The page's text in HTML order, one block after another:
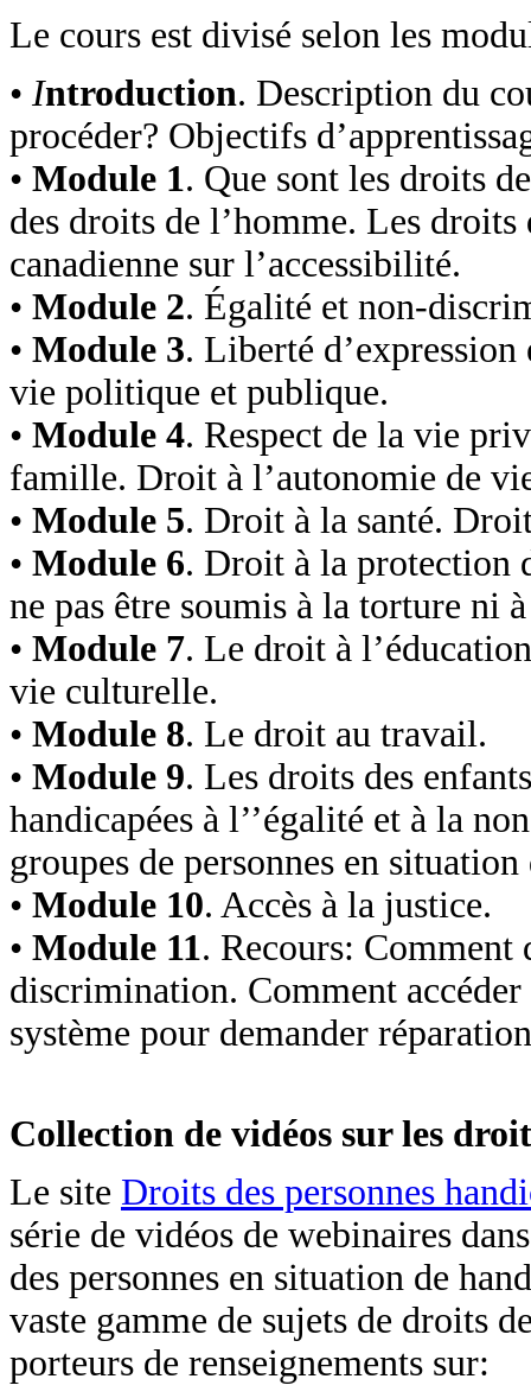
Le cours est divisé selon les
• Introduction. Description du
procéder? Objectifs
• Module 1. Que sont les droits
des droits de l’homme. Les
canadienne sur l’accessibilité.
• Module 2. Égalité et non-
• Module 3. Liberté
vie politique et publique.
• Module 4. Respect de la vie
famille. Droit à l’autonomie de
• Module 5. Droit à la santé.
• Module 6. Droit à la protection
ne pas être soumis à la torture ni
• Module 7. Le droit à
vie culturelle.
• Module 8. Le droit au travail.
• Module 9. Les droits des
handicapées à l’’égalité et à la
groupes de personnes en
• Module 10. Accès à la justice.
• Module 11. Recours: Comment
discrimination. Comment
système pour demander
Collection de vidéos sur les
Le site Droits des personnes
série de vidéos de webinaires
des personnes en situation de
vaste gamme de sujets de droits
porteurs de renseignements sur: